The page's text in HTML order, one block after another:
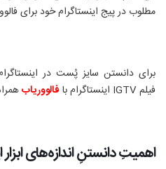
مطلوب در پیج اینستاگرام خود برای
برای دانستن سایز پُست در
فیلمIGTV اینستاگرام با فالووریاب
اهمیتِ دانستنِ اندازه‌های ابزار